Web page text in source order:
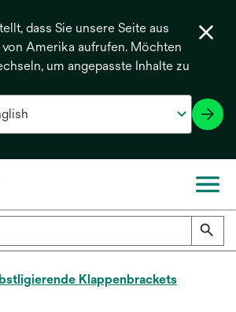
dass Sie unsere Seite aus
Amerika aufrufen. Möchten
um angepasste Inhalte zu
Klappenbrackets